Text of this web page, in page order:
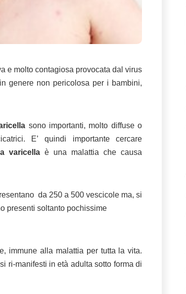
e molto contagiosa provocata dal virus
genere non pericolosa per i bambini,
sono importanti, molto diffuse o
E’ quindi importante cercare
varicella è una malattia che causa
da 250 a 500 vescicole ma, si
presenti soltanto pochissime
immune alla malattia per tutta la vita.
ri-manifesti in età adulta sotto forma di